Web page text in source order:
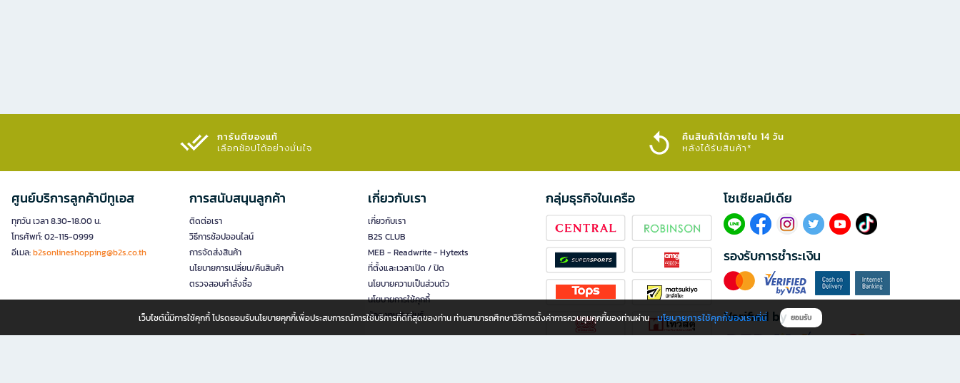
การันตีของแท้
เลือกช้อปได้อย่างมั่นใจ​
คืนสินค้าได้ภายใน 14 วัน
หลังได้รับสินค้า*
ศูนย์บริการลูกค้าบีทูเอส
ทุกวัน เวลา 8.30-18.00 น.
โทรศัพท์: 02-115-0999
อีเมล:b2sonlineshopping@b2s.co.th
การสนับสนุนลูกค้า
ติดต่อเรา
วิธีการช้อปออนไลน์
การจัดส่งสินค้า
นโยบายการเปลี่ยน/คืนสินค้า
ตรวจสอบคำสั่งซื้อ
เกี่ยวกับเรา
เกี่ยวกับเรา
B2S CLUB
MEB - Readwrite - Hytexts
ที่ตั้งและเวลาเปิด / ปิด
นโยบายความเป็นส่วนตัว
นโยบายการใช้คุกกี้
นักลงทุนสัมพันธ์
กลุ่มธุรกิจในเครือ โซเซียลมีเดีย​
รองรับการชำระเงิน
Verified by
เว็บไซต์นี้มีการใช้คุกกี้ โปรดยอมรับนโยบายคุกกี้เพื่อประสบการณ์การใช้บริการที่ดีที่สุดของท่าน ท่านสามารถศึกษาวิธีการตั้งค่าการควบคุมคุกกี้ของท่านผ่าน นโยบายการใช้คุกกี้ของเราที่นี่ ยอมรับ